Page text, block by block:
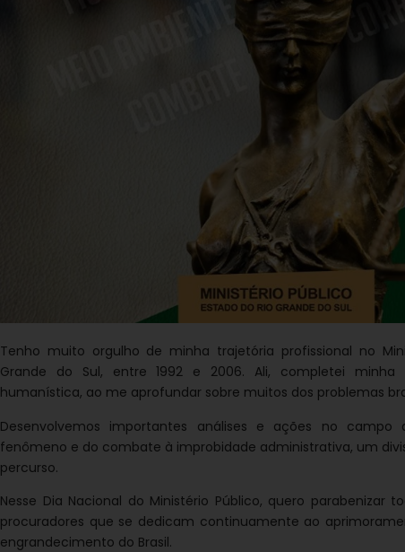
Tenho muito orgulho de minha trajetória profissional no
Grande do Sul, entre 1992 e 2006. Ali, completei
humanística, ao me aprofundar sobre muitos dos problemas
Desenvolvemos importantes análises e ações no campo
fenômeno e do combate à improbidade administrativa, um
percurso.
Nesse Dia Nacional do Ministério Público, quero parabenizar
procuradores que se dedicam continuamente ao
engrandecimento do Brasil.